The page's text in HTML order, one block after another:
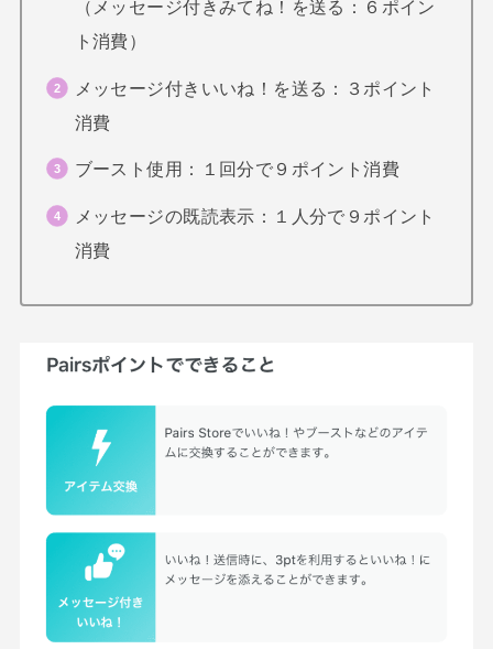
（メッセージ付きみてね！を送る：６ポイン
ト消費）
メッセージ付きいいね！を送る：３ポイント
消費
ブースト使用：１回分で９ポイント消費
メッセージの既読表示：１人分で９ポイント
消費